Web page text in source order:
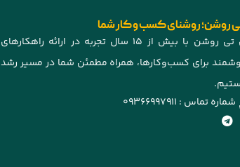
روشن؛ روشنای کسب و کار شما
آی تی روشن با بیش از ۱۵ سال تجربه در ارائه راهکارهای
برای کسب‌وکارها، همراه مطمئن شما در مسیر رشد
شماره تماس : 09366997911